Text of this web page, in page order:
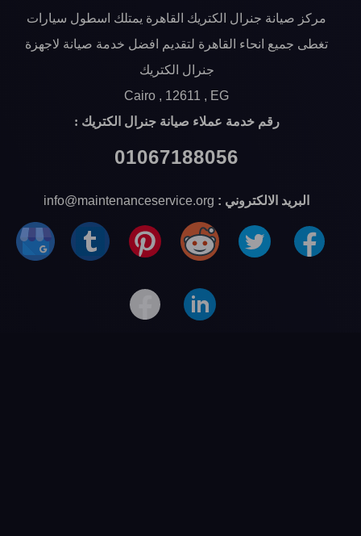
مركز صيانة جنرال الكتريك القاهرة يمتلك اسطول سيارات
تغطى جميع انحاء القاهرة لتقديم افضل خدمة صيانة لاجهزة
جنرال الكتريك
Cairo , 12611 , EG
رقم خدمة عملاء صيانة جنرال الكتريك :
01067188056
البريد الالكتروني : info@maintenanceservice.org